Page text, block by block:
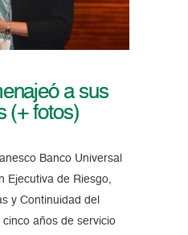
a sus
(+ fotos)
Banco Universal
Ejecutiva de Riesgo,
y Continuidad del
años de servicio